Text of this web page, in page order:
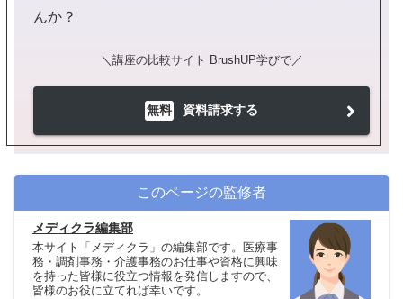
んか？
＼講座の比較サイト BrushUP学びで／
無料 資料請求する
このページの監修者
メディクラ編集部
本サイト「メディクラ」の編集部です。医療事
務・調剤事務・介護事務のお仕事や資格に興味
を持った皆様に役立つ情報を発信しますので、
皆様のお役に立てれば幸いです。